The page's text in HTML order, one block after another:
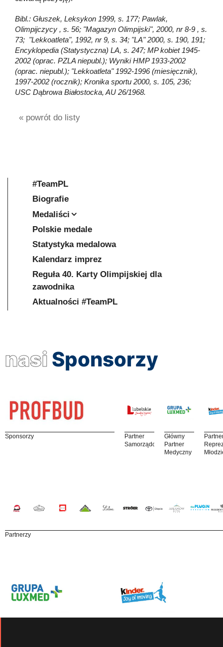
Bibl.: Głuszek, Leksykon 1999, s. 177; Pawlak,
Olimpijczycy , s. 56; "Magazyn Olimpijski", 2000, nr 8-9 , s.
73; "Lekkoatleta", 1992, nr 9, s. 34; "LA" 2000, s. 190, 191;
Encyklopedia (Statystyczna) LA, s. 247; MP kobiet 1945-
2002 (oprac. PZLA niepubl.); Wyniki HMP 1933-2002
(oprac. niepubl.); "Lekkoatleta" 1992-1996 (miesięcznik),
1997-2002 (rocznik); Kronika sportu 2000, s. 105, 236;
USC Dąbrowa Białostocka, AU 26/1968.
« powrót do listy
#TeamPL
Biografie
Medaliści
Polskie medale
Statystyka medalowa
Kalendarz imprez
Reguła 40. Karty Olimpijskiej dla
zawodnika
Aktualności #TeamPL
nasi Sponsorzy
Sponsorzy
Partner
Samorządowy
Główny
Partner
Medyczny
Partnerzy